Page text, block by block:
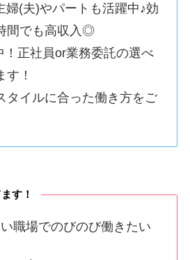
婦(夫)やパートも活躍中♪効
間でも高収入◎
！正社員or業務委託の選べ
す！
タイルに合った働き方をご
す！
職場でのびのび働きたい